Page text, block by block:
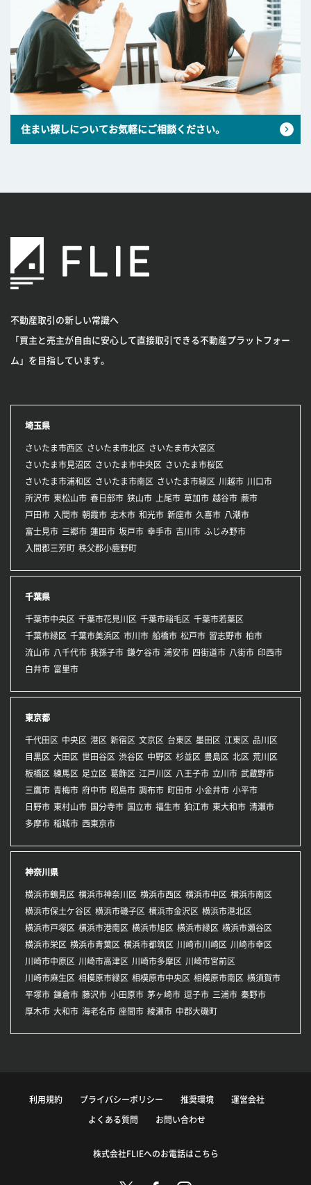
住まい探しについてお気軽にご相談ください。
不動産取引の新しい常識へ
「買主と売主が自由に安心して直接取引できる不動産プラットフォー
ム」を目指しています。
埼玉県
さいたま市西区 さいたま市北区
さいたま市大宮区
さいたま市見沼区
さいたま市中央区
さいたま市桜区
さいたま市浦和区
さいたま市南区 さいたま市緑区 川越市 川口市
所沢市 東松山市 春日部市 狭山市 上尾市 草加市 越谷市 蕨市
戸田市 入間市 朝霞市 志木市 和光市 新座市 久喜市 八潮市
富士見市 三郷市 蓮田市 坂戸市 幸手市 吉川市 ふじみ野市
入間郡三芳町 秩父郡小鹿野町
千葉県
千葉市中央区 千葉市花見川区 千葉市稲毛区 千葉市若葉区
千葉市緑区 千葉市美浜区 市川市 船橋市 松戸市 習志野市 柏市
流山市 八千代市 我孫子市 鎌ケ谷市 浦安市 四街道市 八街市 印西市
白井市 富里市
東京都
千代田区 中央区 港区 新宿区 文京区 台東区 墨田区 江東区 品川区
目黒区 大田区 世田谷区 渋谷区 中野区 杉並区 豊島区 北区 荒川区
板橋区 練馬区 足立区 葛飾区 江戸川区 八王子市 立川市 武蔵野市
三鷹市 青梅市 府中市 昭島市 調布市 町田市 小金井市 小平市
日野市 東村山市 国分寺市 国立市 福生市 狛江市 東大和市 清瀬市
多摩市 稲城市 西東京市
神奈川県
横浜市鶴見区 横浜市神奈川区 横浜市西区 横浜市中区 横浜市南区
横浜市保土ケ谷区 横浜市磯子区 横浜市金沢区 横浜市港北区
横浜市戸塚区 横浜市港南区 横浜市旭区 横浜市緑区 横浜市瀬谷区
横浜市栄区 横浜市青葉区 横浜市都筑区 川崎市川崎区 川崎市幸区
川崎市中原区 川崎市高津区 川崎市多摩区 川崎市宮前区
川崎市麻生区 相模原市緑区 相模原市中央区 相模原市南区 横須賀市
平塚市 鎌倉市 藤沢市 小田原市 茅ヶ崎市 逗子市 三浦市 秦野市
厚木市 大和市 海老名市 座間市 綾瀬市 中郡大磯町
利用規約 プライバシーポリシー 推奨環境 運営会社
よくある質問 お問い合わせ
株式会社FLIEへのお電話はこちら